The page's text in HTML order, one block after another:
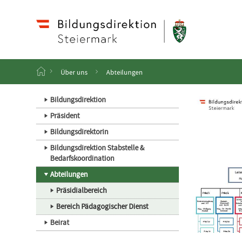
r
t
s
t
Über uns Abteilungen
Bildungsdirektion
Präsident
Bildungsdirektorin
Bildungsdirektion Stabstelle &
Bedarfskoordination
Abteilungen
Präsidialbereich
Bereich Pädagogischer Dienst
Beirat